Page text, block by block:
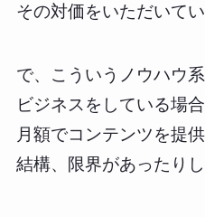
その対価をいただいてい
で、こういうノウハウ
ビジネスをしている場合
月額でコンテンツを提
結構、限界があったりし